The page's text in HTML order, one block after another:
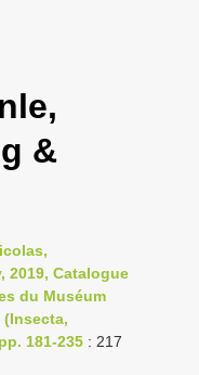
&
2019, Catalogue
du Muséum
(Insecta,
181-235 : 217